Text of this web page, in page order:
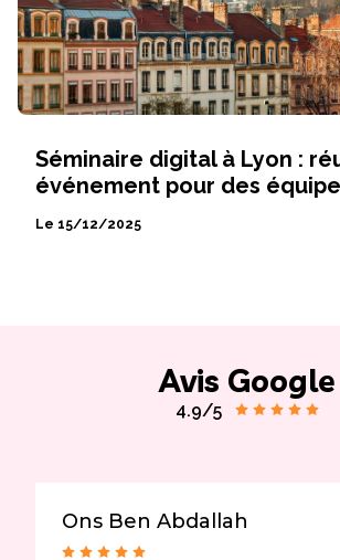
Séminaire digital à Lyon :
événement pour des
Le 15/12/2025
Avis Google
4.9/5
Ons Ben Abdallah